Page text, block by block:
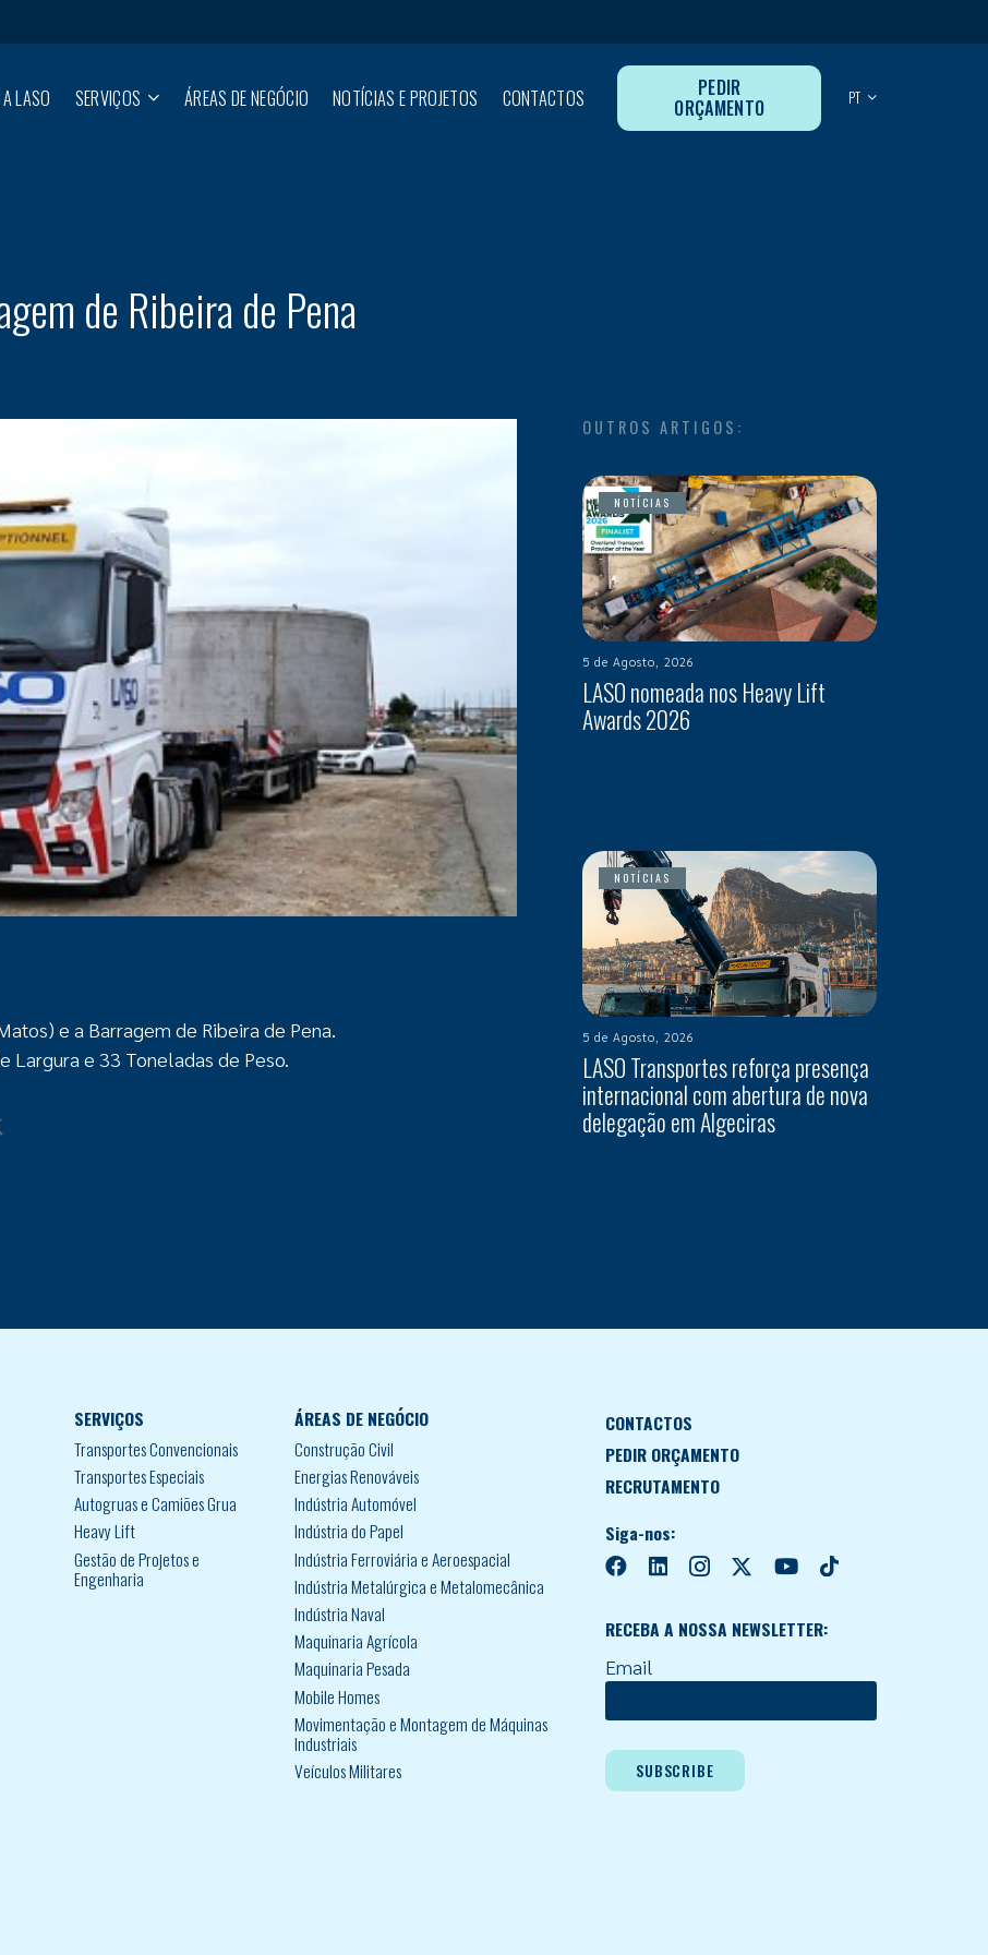
LASO SERVIÇOS ÁREAS DE NEGÓCIO NOTÍCIAS E PROJETOS CONTACTOS PEDIR
ORÇAMENTO PT
de Ribeira de Pena
e a Barragem de Ribeira de Pena.
Largura e 33 Toneladas de Peso.
OUTROS ARTIGOS:
NOTÍCIAS
5 de Agosto, 2026
LASO nomeada nos Heavy Lift
Awards 2026
NOTÍCIAS
5 de Agosto, 2026
LASO Transportes reforça presença
internacional com abertura de nova
delegação em Algeciras
SERVIÇOS
Transportes Convencionais
Transportes Especiais
Autogruas e Camiões Grua
Heavy Lift
Gestão de Projetos e
Engenharia
ÁREAS DE NEGÓCIO
Construção Civil
Energias Renováveis
Indústria Automóvel
Indústria do Papel
Indústria Ferroviária e Aeroespacial
Indústria Metalúrgica e Metalomecânica
Indústria Naval
Maquinaria Agrícola
Maquinaria Pesada
Mobile Homes
Movimentação e Montagem de Máquinas
Industriais
Veículos Militares
CONTACTOS
PEDIR ORÇAMENTO
RECRUTAMENTO
Siga-nos:
RECEBA A NOSSA NEWSLETTER:
Email